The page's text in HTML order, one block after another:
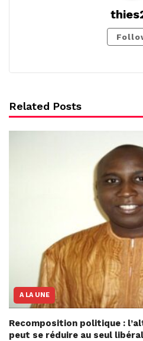
Related Posts
A LA UNE
Recomposition politique :
peut se réduire au seul